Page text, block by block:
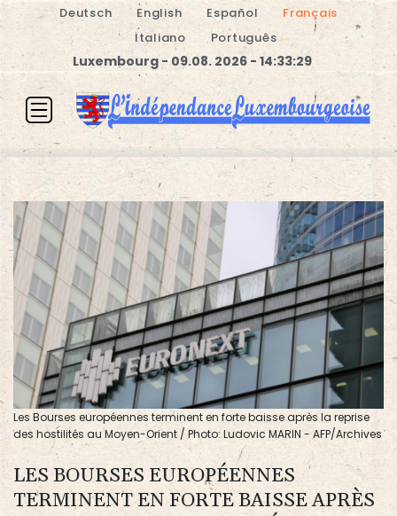
Deutsch English Español
Français
Italiano
Português
Luxembourg - 09.08. 2026 - 14:33:29
Les Bourses européennes terminent en forte baisse après la reprise
des hostilités au Moyen-Orient / Photo: Ludovic MARIN - AFP/Archives
LES BOURSES EUROPÉENNES
TERMINENT EN FORTE BAISSE APRÈS